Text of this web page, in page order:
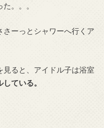
。。。
ーっとシャワーへ行くア
ると、アイドル子は浴室
ている。